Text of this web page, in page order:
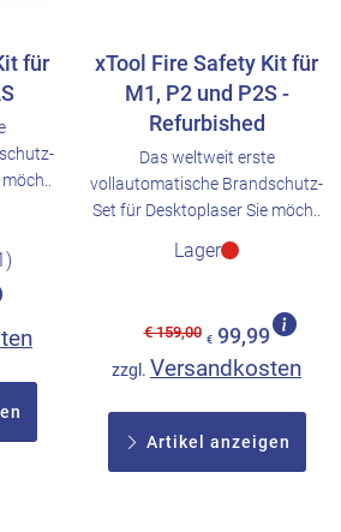
für
xTool Fire Safety Kit für
M1, P2 und P2S -
Refurbished
Das weltweit erste
vollautomatische Brandschutz-
Set für Desktoplaser Sie möch..
Lager
€ 159,00 € 99,99
zzgl. Versandkosten
Artikel anzeigen